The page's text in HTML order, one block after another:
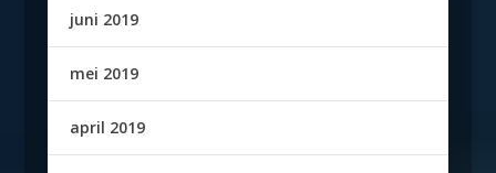
juni 2019
mei 2019
april 2019